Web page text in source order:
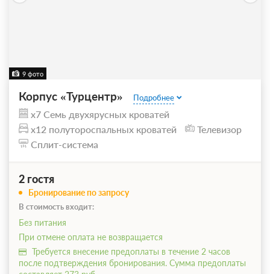
9 фото
Корпус «Турцентр» Подробнее
x7 Семь двухярусных кроватей
x12 полутороспальных кроватей
Телевизор
Сплит-система
2 гостя
Бронирование по запросу
В стоимость входит:
Без питания
При отмене оплата не возвращается
Требуется внесение предоплаты в течение 2 часов
после подтверждения бронирования. Сумма предоплаты